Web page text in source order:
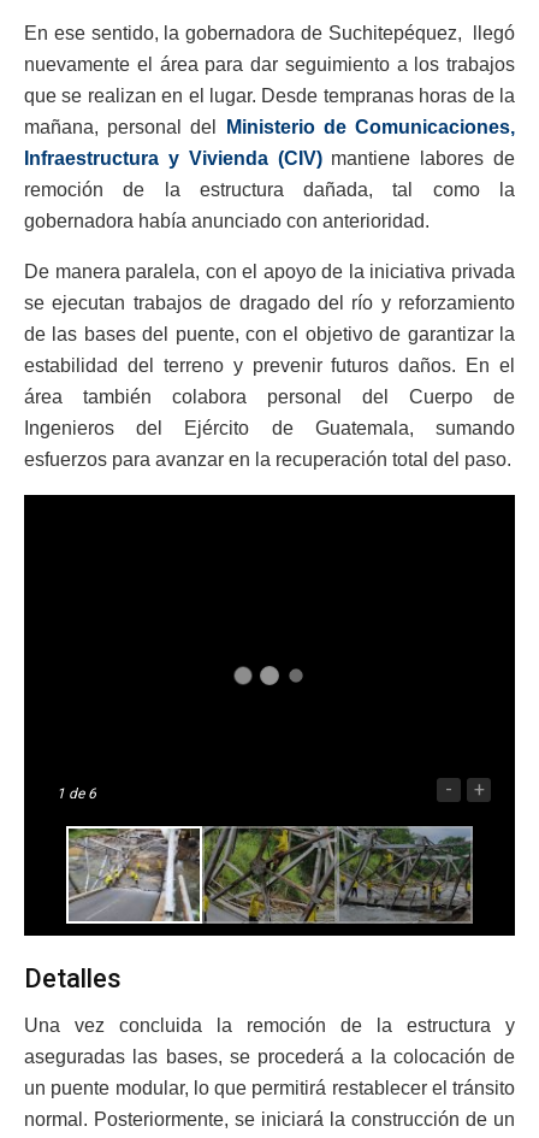
En ese sentido, la gobernadora de Suchitepéquez, llegó
nuevamente el área para dar seguimiento a los trabajos
que se realizan en el lugar. Desde tempranas horas de la
mañana, personal del
Ministerio de Comunicaciones,
Infraestructura y Vivienda (CIV)mantiene labores de
remoción de la estructura dañada, tal como la
gobernadora había anunciado con anterioridad.
De manera paralela, con el apoyo de la iniciativa privada
se ejecutan trabajos de dragado del río y reforzamiento
de las bases del puente, con el objetivo de garantizar la
estabilidad del terreno y prevenir futuros daños. En el
área también colabora personal del Cuerpo de
Ingenieros del Ejército de Guatemala, sumando
esfuerzos para avanzar en la recuperación total del paso.
1 de 6 - +
Detalles
Una vez concluida la remoción de la estructura y
aseguradas las bases, se procederá a la colocación de
un puente modular, lo que permitirá restablecer el tránsito
normal. Posteriormente, se iniciará la construcción de un